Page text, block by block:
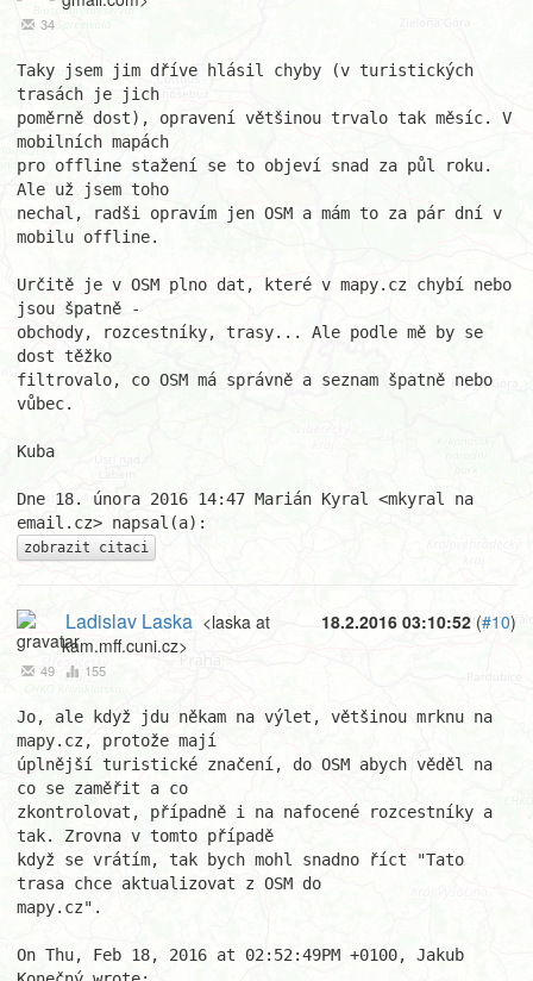
34
Taky jsem jim dříve hlásil chyby (v turistických
trasách je jich
poměrně dost), opravení většinou trvalo tak měsíc. V
mobilních mapách
pro offline stažení se to objeví snad za půl roku.
Ale už jsem toho
nechal, radši opravím jen OSM a mám to za pár dní v
mobilu offline.
Určitě je v OSM plno dat, které v mapy.cz chybí nebo
jsou špatně -
obchody, rozcestníky, trasy... Ale podle mě by se
dost těžko
filtrovalo, co OSM má správně a seznam špatně nebo
vůbec.
Kuba
Dne 18. února 2016 14:47 Marián Kyral <mkyral na
zobrazit citaci
18.2.2016 03:10:52 (#10)
Ladislav Laska <laska at
kam.mff.cuni.cz>
49 155
Jo, ale když jdu někam na výlet, většinou mrknu na
mapy.cz, protože mají
úplnější turistické značení, do OSM abych věděl na
co se zaměřit a co
zkontrolovat, případně i na nafocené rozcestníky a
tak. Zrovna v tomto případě
když se vrátím, tak bych mohl snadno říct "Tato
trasa chce aktualizovat z OSM do
mapy.cz".
On Thu, Feb 18, 2016 at 02:52:49PM +0100, Jakub